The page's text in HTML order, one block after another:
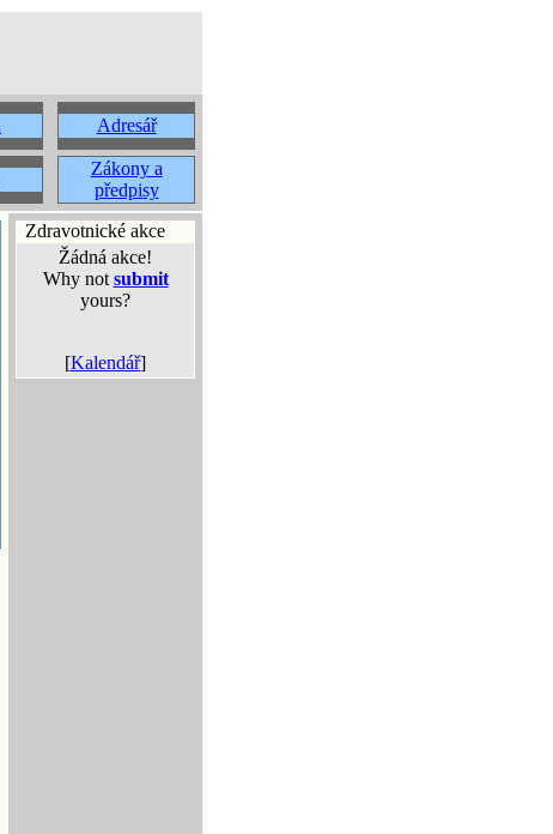
Adresář
Zákony a
předpisy
Zdravotnické akce
Žádná akce!
Why not submit
yours?
[Kalendář]